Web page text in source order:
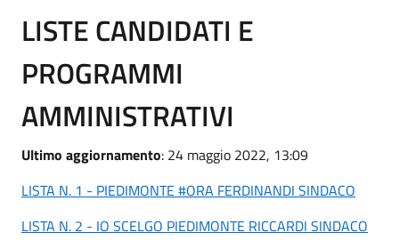
LISTE CANDIDATI E
PROGRAMMI
AMMINISTRATIVI
Ultimo aggiornamento: 24 maggio 2022, 13:09
LISTA N. 1 - PIEDIMONTE #ORA FERDINANDI SINDACO
LISTA N. 2 - IO SCELGO PIEDIMONTE RICCARDI SINDACO